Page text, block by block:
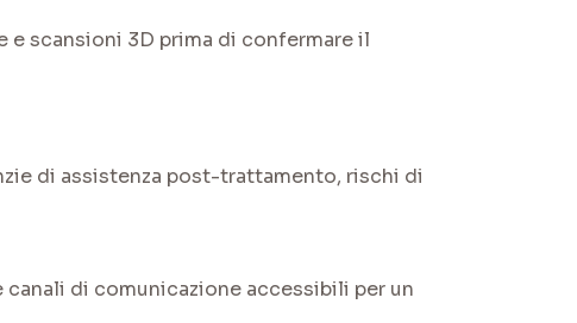
scansioni 3D prima di confermare il
di assistenza post-trattamento, rischi di
di comunicazione accessibili per un